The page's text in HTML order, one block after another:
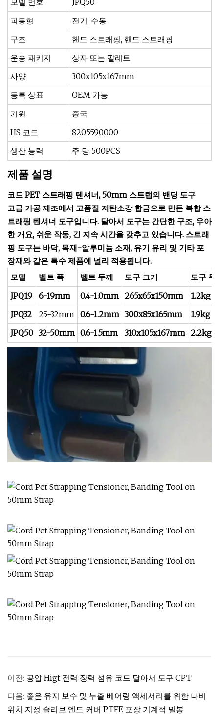
모델 번호.
JPQ50
피동형
전기, 수동
구조
핸드 스트래핑, 핸드 스트래핑
운송 패키지
상자 또는 팔레트
사양
300x105x167mm
등록 상표
OEM 가능
기원
중국
HS 코드
8205590000
생산 능력
주 당 500PCS
제품 설명
코드 PET 스트래핑 텐셔너, 50mm 스트랩의 밴딩 도구
고급 가공 제조에서 고품질 저탄소강 합금으로 만든 복합 스
트래핑 텐셔너 도구입니다. 달아서 도구는 간단한 구조, 우아
한 개요, 쉬운 작동, 긴 지속 시간을 갖추고 있습니다. 스트래
핑 도구는 바닥, 목재-알루미늄 소재, 유기 유리 및 기타 포
장재와 같은 특수 제품에 널리 적용됩니다.
모델
벨트 폭 벨트 두께 도구 크기
도구 무
JPQ19
6-19mm 0.4-1.0mm 265x65x150mm
1.2kg
JPQ32
25-32mm 0.6-1.2mm 300x85x165mm
1.9kg
JPQ50 32-50mm 0.6-1.5mm 310x105x167mm 2.2kg
이전: 공압 Higt 전력 장력 섬유 코드 달아서 도구 CPT
다음: 좋은 유지 보수 및 누출 베어링 액세서리를 위한 나비
위치 지정 슬리브 엔드 커버 PTFE 포장 기계적 밀봉